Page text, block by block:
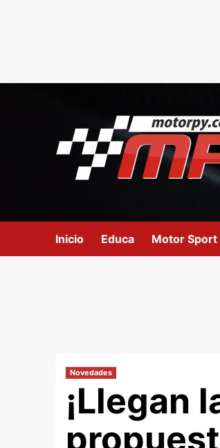
Inicio Educa Motor Sport
Novedades
¡Llegan